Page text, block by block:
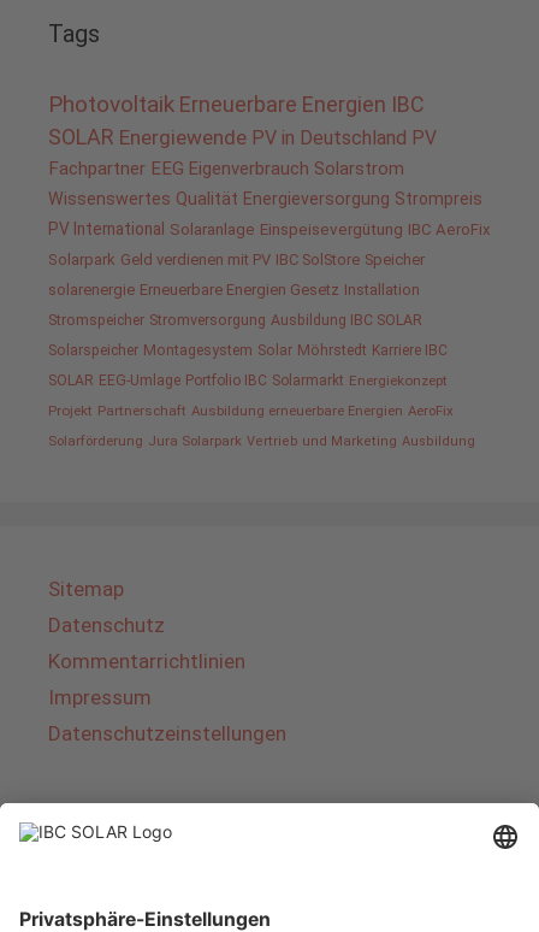
Tags
Photovoltaik Erneuerbare Energien IBC
SOLAR Energiewende PV in Deutschland PV
Fachpartner EEG Eigenverbrauch Solarstrom
Wissenswertes Qualität Energieversorgung Strompreis
PV International Solaranlage Einspeisevergütung IBC AeroFix
Solarpark Geld verdienen mit PV IBC SolStore Speicher
solarenergie Erneuerbare Energien Gesetz Installation
Stromspeicher Stromversorgung Ausbildung IBC SOLAR
Solarspeicher Montagesystem Solar Möhrstedt Karriere IBC
SOLAR EEG-Umlage Portfolio IBC Solarmarkt Energiekonzept
Projekt Partnerschaft Ausbildung erneuerbare Energien AeroFix
Solarförderung Jura Solarpark Vertrieb und Marketing Ausbildung
Sitemap
Datenschutz
Kommentarrichtlinien
Impressum
Datenschutzeinstellungen
Über IBC SOLAR
von Energielösungen und Dienstleistungen im